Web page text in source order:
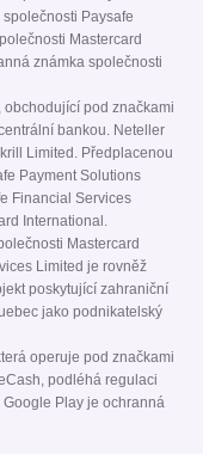
Paysafe
Mastercard
známka společnosti
obchodující pod značkami
bankou. Neteller
Limited. Předplacenou
Payment Solutions
Financial Services
International.
Mastercard
Limited je rovněž
poskytující zahraniční
jako podnikatelský
operuje pod značkami
podléhá regulaci
Play je ochranná